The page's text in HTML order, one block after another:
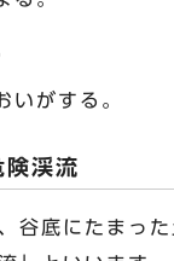
いがする。
険渓流
谷底にたまっ